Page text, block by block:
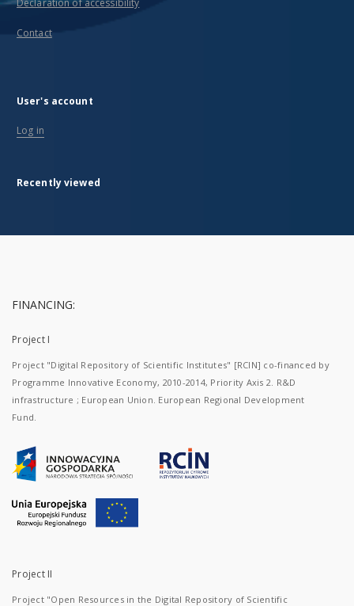
Declaration of accessibility
Contact
User's account
Log in
Recently viewed
FINANCING:
Project I
Project "Digital Repository of Scientific Institutes" [RCIN] co-financed by
Programme Innovative Economy, 2010-2014, Priority Axis 2. R&D
infrastructure ; European Union. European Regional Development
Fund.
Project II
Project "Open Resources in the Digital Repository of Scientific